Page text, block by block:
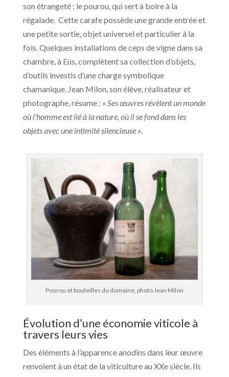
son étrangeté : le pourou, qui sert à boire à la
régalade. Cette carafe possède une grande entrée et
une petite sortie, objet universel et particulier à la
fois. Quelques installations de ceps de vigne dans sa
chambre, à Eùs, complètent sa collection d’objets,
d’outils investis d’une charge symbolique
chamanique. Jean Milon, son élève, réalisateur et
photographe, résume : « Ses œuvres révèlent un monde
où l’homme est lié à la nature, où il se fond dans les
objets avec une intimité silencieuse».
Pourou et bouteilles du domaine, photo Jean Milon
Évolution d’une économie viticole à
travers leurs vies
Des éléments à l’apparence anodins dans leur œuvre
renvoient à un état de la viticulture au XXe siècle. Ils